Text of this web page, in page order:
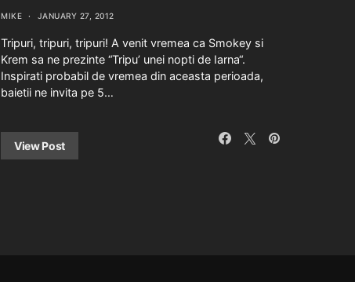
MIKE JANUARY 27, 2012
Tripuri, tripuri, tripuri! A venit vremea ca Smokey si
Krem sa ne prezinte “Tripu’ unei nopti de Iarna“.
Inspirati probabil de vremea din aceasta perioada,
baietii ne invita pe 5…
View Post